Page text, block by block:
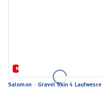
Neu
Salomon · Gravel Skin 4 Laufweste